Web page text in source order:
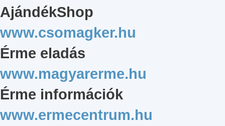
AjándékShop
www.csomagker.hu
Érme eladás
www.magyarerme.hu
Érme információk
www.ermecentrum.hu